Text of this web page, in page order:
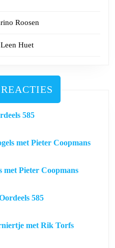
Roosen
Huet
585
met Pieter Coopmans
met Pieter Coopmans
585
met Rik Torfs